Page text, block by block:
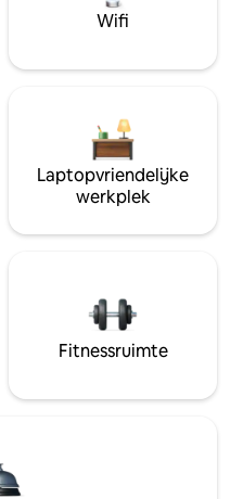
Wifi
Laptopvriendelijke
werkplek
Fitnessruimte